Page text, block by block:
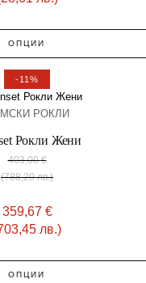
ОПЦИИ
-11%
РОКЛИ
Рокли Жени
403,00€
(788,20 лв.)
359,67 €
лв.)
ОПЦИИ